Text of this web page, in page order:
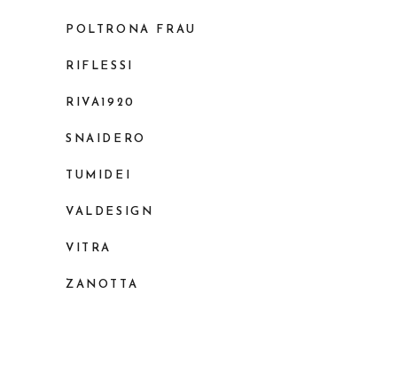
POLTRONA FRAU
RIFLESSI
RIVA1920
SNAIDERO
TUMIDEI
VALDESIGN
VITRA
ZANOTTA